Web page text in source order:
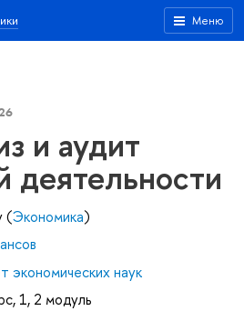
Меню
и аудит
деятельности
(Экономика)
экономических наук
1, 2 модуль